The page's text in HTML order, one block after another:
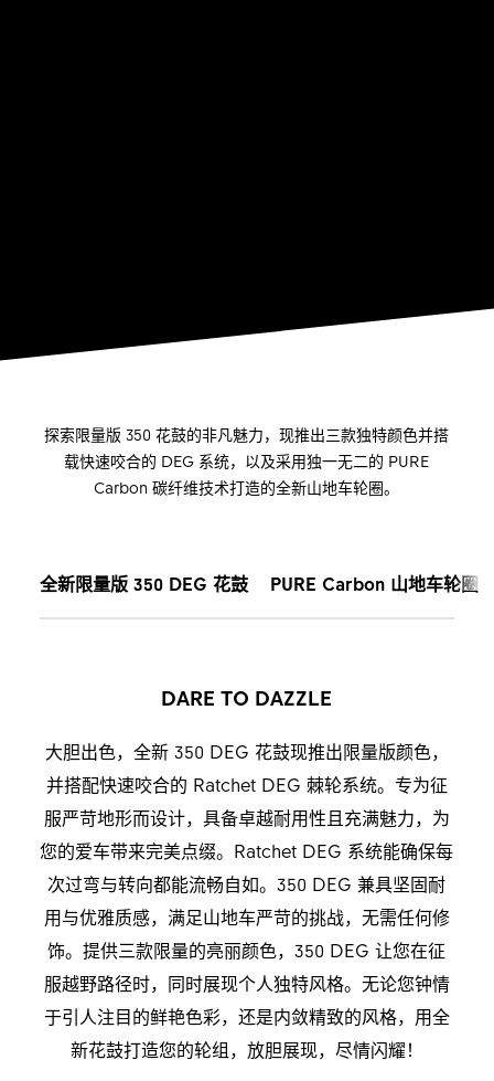
探索限量版 350 花鼓的非凡魅力，现推出三款独特颜色并搭
载快速咬合的 DEG 系统，以及采用独一无二的 PURE
Carbon 碳纤维技术打造的全新山地车轮圈。
全新限量版 350 DEG 花鼓 PURE Carbon 山地车轮圈
DARE TO DAZZLE
大胆出色，全新 350 DEG 花鼓现推出限量版颜色，
并搭配快速咬合的 Ratchet DEG 棘轮系统。专为征
服严苛地形而设计，具备卓越耐用性且充满魅力，为
您的爱车带来完美点缀。Ratchet DEG 系统能确保每
次过弯与转向都能流畅自如。350 DEG 兼具坚固耐
用与优雅质感，满足山地车严苛的挑战，无需任何修
饰。提供三款限量的亮丽颜色，350 DEG 让您在征
服越野路径时，同时展现个人独特风格。无论您钟情
于引人注目的鲜艳色彩，还是内敛精致的风格，用全
新花鼓打造您的轮组，放胆展现，尽情闪耀！